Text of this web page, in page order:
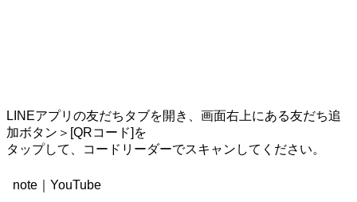
LINEアプリの友だちタブを開き、画面右上にある友だち追
加ボタン＞[QRコード]を
タップして、コードリーダーでスキャンしてください。
note｜YouTube